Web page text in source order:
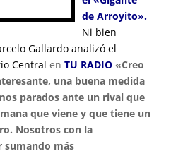
de Arroyito».
Ni bien
Gallardo analizó el
Central en TU RADIO «Creo
una buena medida
parados ante un rival que
que viene y que tiene un
Nosotros con la
sumando más